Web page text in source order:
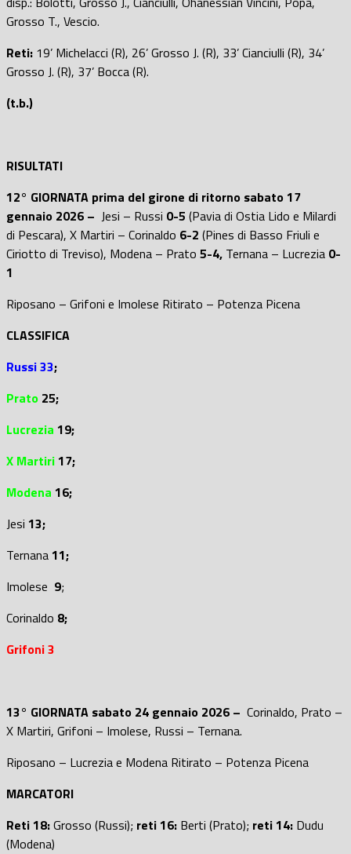
Grosso T., Vescio.
Reti: 19’ Michelacci (R), 26’ Grosso J. (R), 33’ Cianciulli (R), 34’
Grosso J. (R), 37’ Bocca (R).
(t.b.)
RISULTATI
12° GIORNATA prima del girone di ritorno sabato 17
gennaio 2026 – Jesi – Russi 0-5 (Pavia di Ostia Lido e Milardi
di Pescara), X Martiri – Corinaldo 6-2 (Pines di Basso Friuli e
Ciriotto di Treviso), Modena – Prato 5-4, Ternana – Lucrezia 0-
1
Riposano – Grifoni e Imolese Ritirato – Potenza Picena
CLASSIFICA
Russi 33;
Prato 25;
Lucrezia 19;
X Martiri17;
Modena 16;
Jesi 13;
Ternana11;
Imolese 9;
Corinaldo 8;
Grifoni 3
13° GIORNATA sabato 24 gennaio 2026 – Corinaldo, Prato –
X Martiri, Grifoni – Imolese, Russi – Ternana.
Riposano – Lucrezia e Modena Ritirato – Potenza Picena
MARCATORI
Reti 18:Grosso (Russi); reti 16: Berti (Prato); reti 14: Dudu
(Modena)